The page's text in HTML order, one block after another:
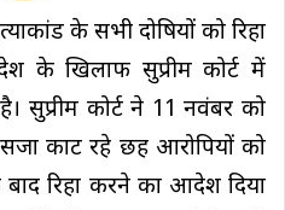
के सभी दोषियों को रिहा
खिलाफ सुप्रीम कोर्ट में
सुप्रीम कोर्ट ने 11 नवंबर को
काट रहे छह आरोपियों को
रिहा करने का आदेश दिया